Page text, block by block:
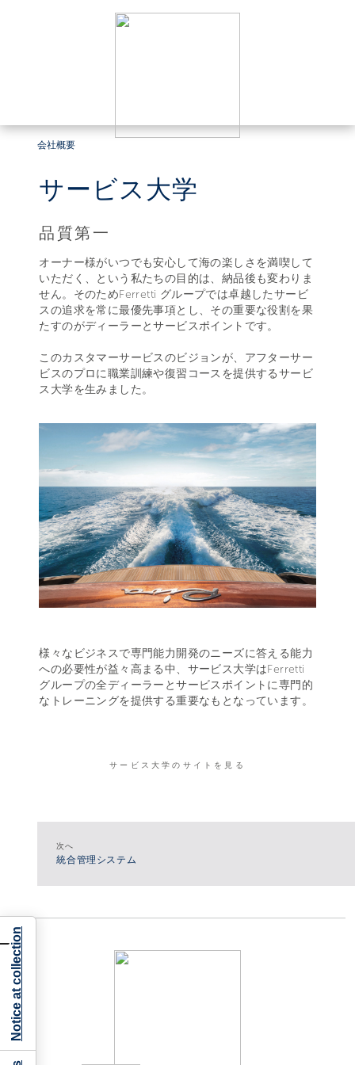
会社概要
サービス大学
品質第一
オーナー様がいつでも安心して海の楽しさを満喫して
いただく、という私たちの目的は、納品後も変わりま
せん。そのためFerretti グループでは卓越したサービ
スの追求を常に最優先事項とし、その重要な役割を果
たすのがディーラーとサービスポイントです。
このカスタマーサービスのビジョンが、アフターサー
ビスのプロに職業訓練や復習コースを提供するサービ
ス大学を生みました。
様々なビジネスで専門能力開発のニーズに答える能力
への必要性が益々高まる中、サービス大学はFerretti
グループの全ディーラーとサービスポイントに専門的
なトレーニングを提供する重要なもとなっています。
サービス大学のサイトを見る
次へ
統合管理システム
Notice at collection